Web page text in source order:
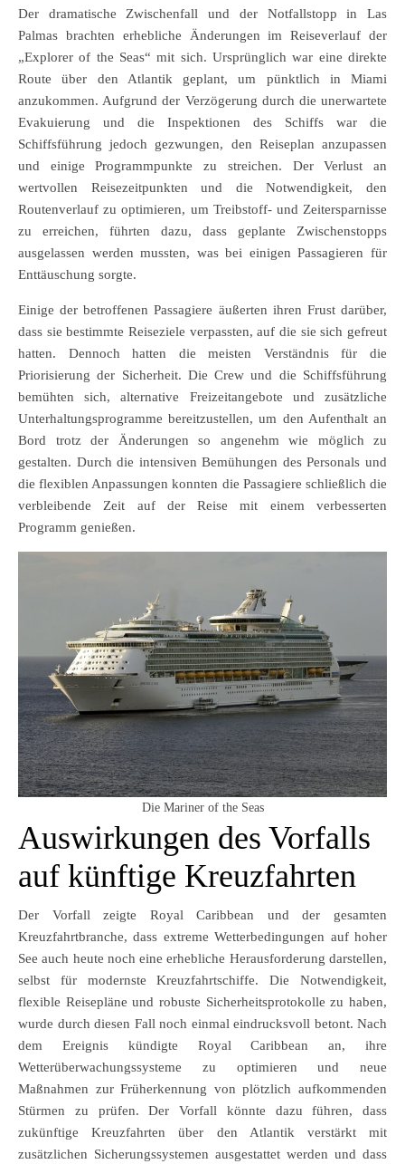
Der dramatische Zwischenfall und der Notfallstopp in Las
Palmas brachten erhebliche Änderungen im Reiseverlauf der
„Explorer of the Seas“ mit sich. Ursprünglich war eine direkte
Route über den Atlantik geplant, um pünktlich in Miami
anzukommen. Aufgrund der Verzögerung durch die unerwartete
Evakuierung und die Inspektionen des Schiffs war die
Schiffsführung jedoch gezwungen, den Reiseplan anzupassen
und einige Programmpunkte zu streichen. Der Verlust an
wertvollen Reisezeitpunkten und die Notwendigkeit, den
Routenverlauf zu optimieren, um Treibstoff- und Zeitersparnisse
zu erreichen, führten dazu, dass geplante Zwischenstopps
ausgelassen werden mussten, was bei einigen Passagieren für
Enttäuschung sorgte.
Einige der betroffenen Passagiere äußerten ihren Frust darüber,
dass sie bestimmte Reiseziele verpassten, auf die sie sich gefreut
hatten. Dennoch hatten die meisten Verständnis für die
Priorisierung der Sicherheit. Die Crew und die Schiffsführung
bemühten sich, alternative Freizeitangebote und zusätzliche
Unterhaltungsprogramme bereitzustellen, um den Aufenthalt an
Bord trotz der Änderungen so angenehm wie möglich zu
gestalten. Durch die intensiven Bemühungen des Personals und
die flexiblen Anpassungen konnten die Passagiere schließlich die
verbleibende Zeit auf der Reise mit einem verbesserten
Programm genießen.
Die Mariner of the Seas
Auswirkungen des Vorfalls
auf künftige Kreuzfahrten
Der Vorfall zeigte Royal Caribbean und der gesamten
Kreuzfahrtbranche, dass extreme Wetterbedingungen auf hoher
See auch heute noch eine erhebliche Herausforderung darstellen,
selbst für modernste Kreuzfahrtschiffe. Die Notwendigkeit,
flexible Reisepläne und robuste Sicherheitsprotokolle zu haben,
wurde durch diesen Fall noch einmal eindrucksvoll betont. Nach
dem Ereignis kündigte Royal Caribbean an, ihre
Wetterüberwachungssysteme zu optimieren und neue
Maßnahmen zur Früherkennung von plötzlich aufkommenden
Stürmen zu prüfen. Der Vorfall könnte dazu führen, dass
zukünftige Kreuzfahrten über den Atlantik verstärkt mit
zusätzlichen Sicherungssystemen ausgestattet werden und dass